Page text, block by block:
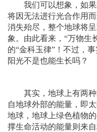
我们可以想象，如果
将因无法进行光合作用
消失殆尽，整个地球将
象。由此看来，“万物生
的“金科玉律”！不过，
阳光不是也能生长吗？
其实，地球上有两种
自地球外部的能量，即
地球，地球上绿色植物
撑生命活动的能量则来